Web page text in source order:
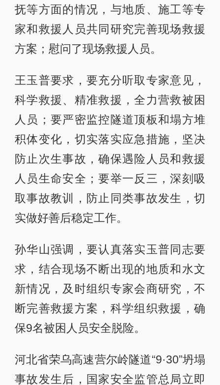
抚等方面的情况，与地质、施工等专
家和救援人员共同研究完善现场救援
方案；慰问了现场救援人员。
王玉普要求，要充分听取专家意见，
科学救援、精准救援，全力营救被困
人员；要严密监控隧道顶板和塌方堆
积体变化，切实落实应急措施，坚决
防止次生事故，确保遇险人员和救援
人员生命安全；要举一反三，深刻吸
取事故教训，防止同类事故发生，切
实做好善后稳定工作。
孙华山强调，要认真落实玉普同志要
求，结合现场不断出现的地质和水文
新情况，及时组织专家会商研究，不
断完善救援方案，科学组织救援，确
保9名被困人员安全脱险。
河北省荣乌高速营尔岭隧道“9·30”坍塌
事故发生后，国家安全监管总局立即